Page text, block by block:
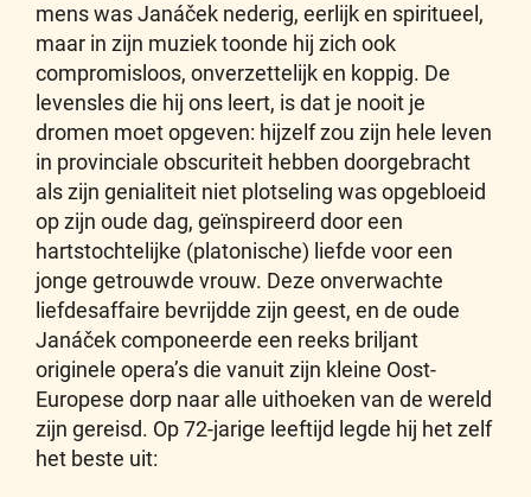
mens was Janáček nederig, eerlijk en spiritueel,
maar in zijn muziek toonde hij zich ook
compromisloos, onverzettelijk en koppig. De
levensles die hij ons leert, is dat je nooit je
dromen moet opgeven: hijzelf zou zijn hele leven
in provinciale obscuriteit hebben doorgebracht
als zijn genialiteit niet plotseling was opgebloeid
op zijn oude dag, geïnspireerd door een
hartstochtelijke (platonische) liefde voor een
jonge getrouwde vrouw. Deze onverwachte
liefdesaffaire bevrijdde zijn geest, en de oude
Janáček componeerde een reeks briljant
originele opera’s die vanuit zijn kleine Oost-
Europese dorp naar alle uithoeken van de wereld
zijn gereisd. Op 72-jarige leeftijd legde hij het zelf
het beste uit: